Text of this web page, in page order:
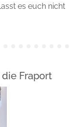
es euch nicht
Fraport